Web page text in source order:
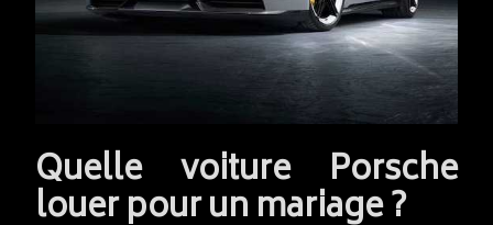
Quelle voiture Porsche
louer pour un mariage ?